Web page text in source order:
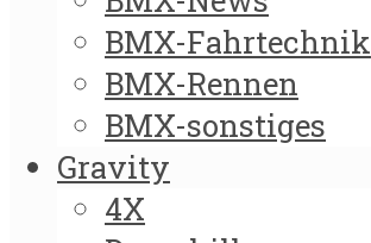
BMX-Fahrtechnik
BMX-Rennen
BMX-sonstiges
Gravity
4X